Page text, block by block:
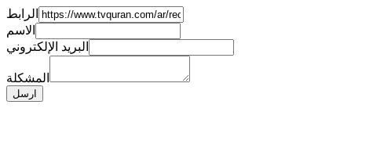
الرابط
الاسم
البريد الإلكتروني
المشكلة
ارسل